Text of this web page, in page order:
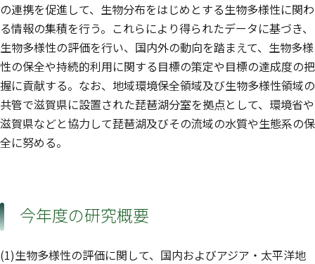
の連携を促進して、生物分布をはじめとする生物多様性に関わ
る情報の集積を行う。これらにより得られたデータに基づき、
生物多様性の評価を行い、国内外の動向を踏まえて、生物多様
性の保全や持続的利用に関する目標の策定や目標の達成度の把
握に貢献する。なお、地域環境保全領域及び生物多様性領域の
共管で滋賀県に設置された琵琶湖分室を拠点として、環境省や
滋賀県などと協力して琵琶湖及びその流域の水質や生態系の保
全に努める。
今年度の研究概要
(1)生物多様性の評価に関して、国内およびアジア・太平洋地